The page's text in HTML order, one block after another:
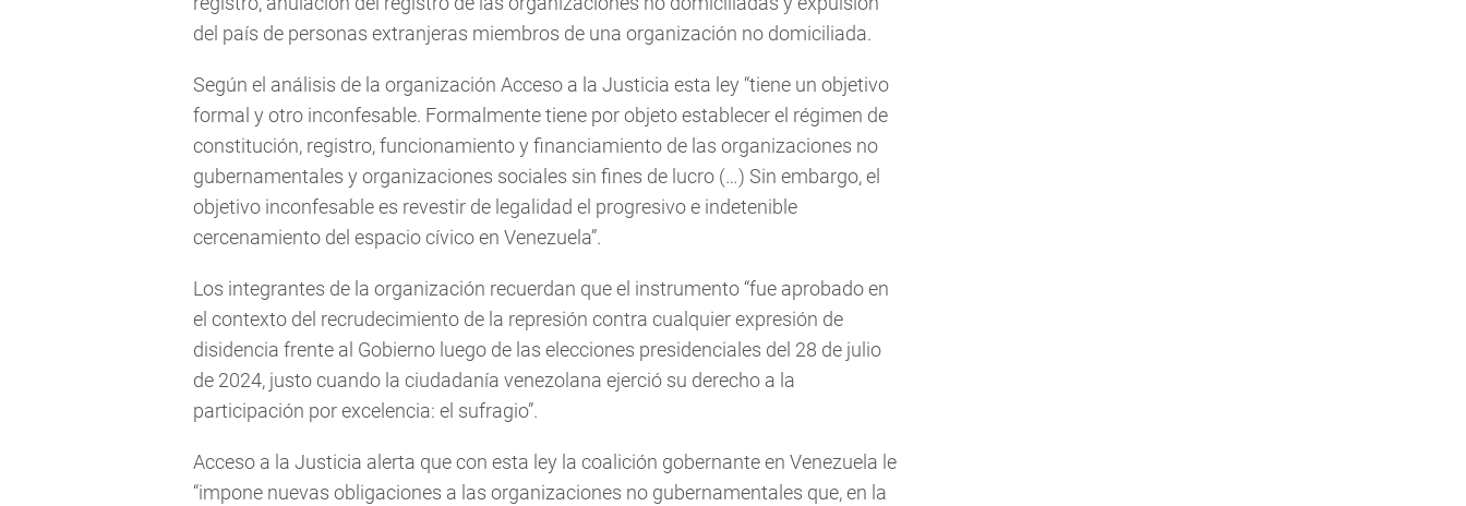
del país de personas extranjeras miembros de una organización no domiciliada.
Según el análisis de la organización Acceso a la Justicia esta ley “tiene un objetivo
formal y otro inconfesable. Formalmente tiene por objeto establecer el régimen de
constitución, registro, funcionamiento y financiamiento de las organizaciones no
gubernamentales y organizaciones sociales sin fines de lucro (…) Sin embargo, el
objetivo inconfesable es revestir de legalidad el progresivo e indetenible
cercenamiento del espacio cívico en Venezuela”.
Los integrantes de la organización recuerdan que el instrumento “fue aprobado en
el contexto del recrudecimiento de la represión contra cualquier expresión de
disidencia frente al Gobierno luego de las elecciones presidenciales del 28 de julio
de 2024, justo cuando la ciudadanía venezolana ejerció su derecho a la
participación por excelencia: el sufragio”.
Acceso a la Justicia alerta que con esta ley la coalición gobernante en Venezuela le
“impone nuevas obligaciones a las organizaciones no gubernamentales que, en la